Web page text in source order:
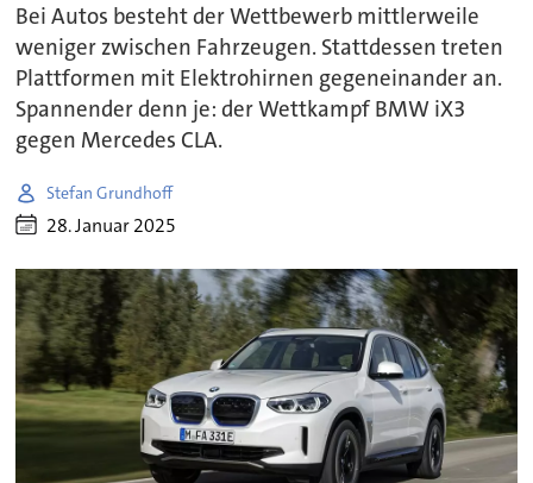
Bei Autos besteht der Wettbewerb mittlerweile
weniger zwischen Fahrzeugen. Stattdessen treten
Plattformen mit Elektrohirnen gegeneinander an.
Spannender denn je: der Wettkampf BMW iX3
gegen Mercedes CLA.
Stefan Grundhoff
28. Januar 2025